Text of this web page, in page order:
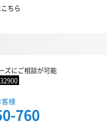
ちら
ズにご相談が可能
様
760